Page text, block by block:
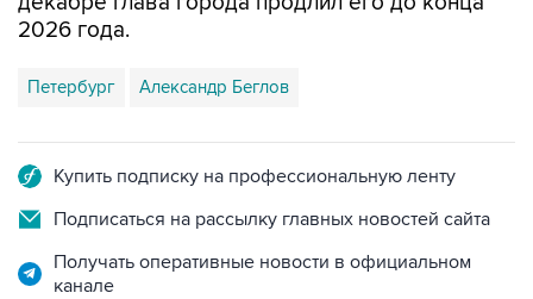
2026 года.
Петербург Александр Беглов
Купить подписку на профессиональную ленту
Подписаться на рассылку главных новостей сайта
Получать оперативные новости в официальном
канале